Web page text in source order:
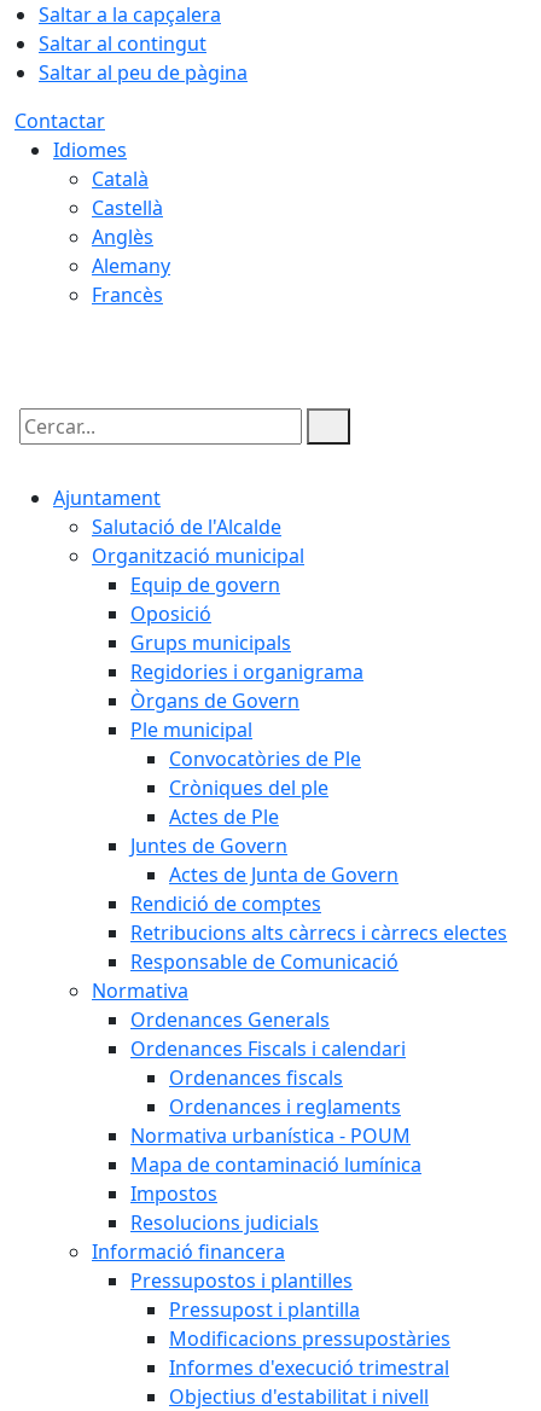
Saltar a la capçalera
Saltar al contingut
Saltar al peu de pàgina
Contactar
Idiomes
Català
Castellà
Anglès
Alemany
Francès
Cercar:
Ajuntament
Salutació de l'Alcalde
Organització municipal
Equip de govern
Oposició
Grups municipals
Regidories i organigrama
Òrgans de Govern
Ple municipal
Convocatòries de Ple
Cròniques del ple
Actes de Ple
Juntes de Govern
Actes de Junta de Govern
Rendició de comptes
Retribucions alts càrrecs i càrrecs electes
Responsable de Comunicació
Normativa
Ordenances Generals
Ordenances Fiscals i calendari
Ordenances fiscals
Ordenances i reglaments
Normativa urbanística - POUM
Mapa de contaminació lumínica
Impostos
Resolucions judicials
Informació financera
Pressupostos i plantilles
Pressupost i plantilla
Modificacions pressupostàries
Informes d'execució trimestral
Objectius d'estabilitat i nivell